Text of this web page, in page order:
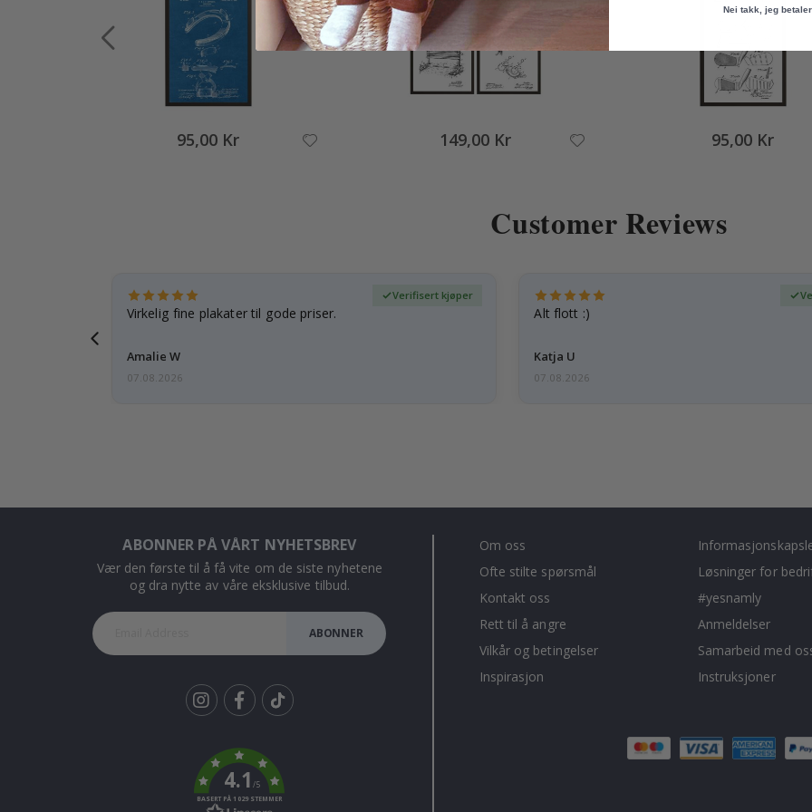
95,00 Kr 149,00 Kr 95,00 Kr
Customer Reviews
Virkelig fine plakater til gode priser.
Amalie W
Verifisert kjøper
07.08.2026
Alt flott :)
Katja U
07.08.2026
ABONNER PÅ VÅRT NYHETSBREV
Vær den første til å få vite om de siste nyhetene
og dra nytte av våre eksklusive tilbud.
ABONNER
k
4.1/5
BASERT PÅ 1029 STEMMER
Om oss
Ofte stilte spørsmål
Kontakt oss
Rett til å angre
Vilkår og betingelser
Inspirasjon
Løsninger for
#yesnamly
Anmeldelser
Samarbeid med
Instruksjoner
Nei takk, jeg